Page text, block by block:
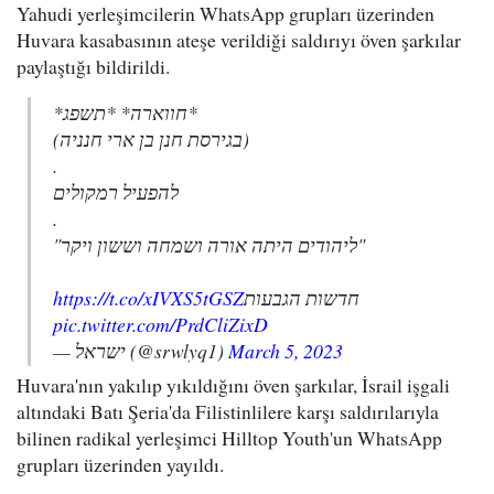
Yahudi yerleşimcilerin WhatsApp grupları üzerinden
Huvara kasabasının ateşe verildiği saldırıyı öven şarkılar
paylaştığı bildirildi.
*חווארה* *תשפג*
(בגירסת חנן בן ארי חנניה)
.
להפעיל רמקולים
.
"ליהודים היתה אורה ושמחה וששון ויקר"
חדשות הגבעותhttps://t.co/xIVXS5tGSZ
pic.twitter.com/PrdCliZixD
— ישראל (@srwlyq1)March 5, 2023
Huvara'nın yakılıp yıkıldığını öven şarkılar, İsrail işgali
altındaki Batı Şeria'da Filistinlilere karşı saldırılarıyla
bilinen radikal yerleşimci Hilltop Youth'un WhatsApp
grupları üzerinden yayıldı.